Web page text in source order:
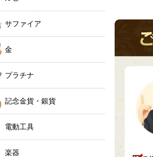
サファイア
金
プラチナ
記念金貨・銀貨
電動工具
楽器